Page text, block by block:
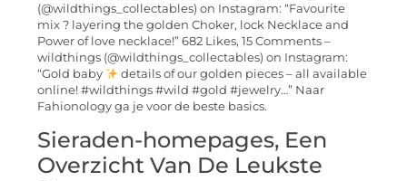
(@wildthings_collectables) on Instagram: “Favourite
mix ? layering the golden Choker, lock Necklace and
Power of love necklace!” 682 Likes, 15 Comments –
wildthings (@wildthings_collectables) on Instagram:
“Gold baby
details of our golden pieces – all available
online! #wildthings #wild #gold #jewelry…” Naar
Fahionology ga je voor de beste basics.
Sieraden-homepages, Een
Overzicht Van De Leukste